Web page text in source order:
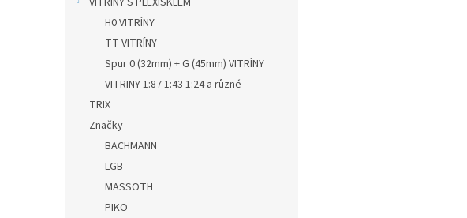
H0 VITRÍNY
TT VITRÍNY
Spur 0 (32mm) + G (45mm) VITRÍNY
VITRINY 1:87 1:43 1:24 a různé
TRIX
Značky
BACHMANN
LGB
MASSOTH
PIKO